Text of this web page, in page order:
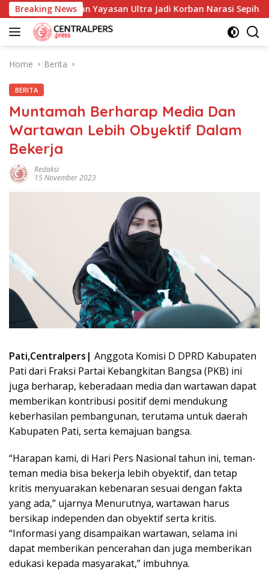
Skip
to
content
Breaking News
dan Yayasan Ultra Jadi Korban Narasi Sepihak
Home Berita
BERITA
Muntamah Berharap Media Dan
Wartawan Lebih Obyektif Dalam
Bekerja
Redaksi
15 November 2023
Pati,Centralpers| Anggota Komisi D DPRD Kabupaten
Pati dari Fraksi Partai Kebangkitan Bangsa (PKB) ini
juga berharap, keberadaan media dan wartawan dapat
memberikan kontribusi positif demi mendukung
keberhasilan pembangunan, terutama untuk daerah
Kabupaten Pati, serta kemajuan bangsa.
“Harapan kami, di Hari Pers Nasional tahun ini, teman-
teman media bisa bekerja lebih obyektif, dan tetap
kritis menyuarakan kebenaran sesuai dengan fakta
yang ada,” ujarnya Menurutnya, wartawan harus
bersikap independen dan obyektif serta kritis.
“Informasi yang disampaikan wartawan, selama ini
dapat memberikan pencerahan dan juga memberikan
edukasi kepada masyarakat,” imbuhnya.